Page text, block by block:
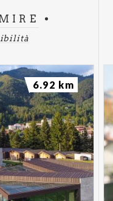
6.92 km